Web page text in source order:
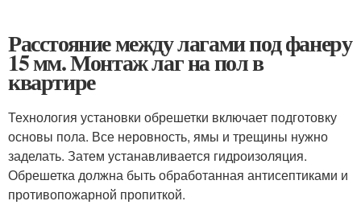
Расстояние между лагами под фанеру
15 мм. Монтаж лаг на пол в
квартире
Технология установки обрешетки включает подготовку
основы пола. Все неровность, ямы и трещины нужно
заделать. Затем устанавливается гидроизоляция.
Обрешетка должна быть обработанная антисептиками и
противопожарной пропиткой.